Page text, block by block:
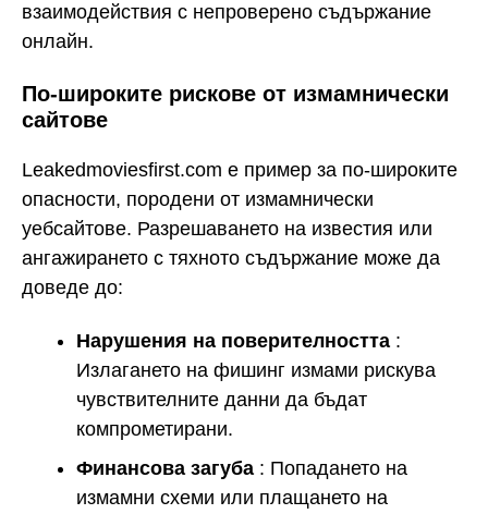
взаимодействия с непроверено съдържание
онлайн.
По-широките рискове от измамнически
сайтове
Leakedmoviesfirst.com е пример за по-широките
опасности, породени от измамнически
уебсайтове. Разрешаването на известия или
ангажирането с тяхното съдържание може да
доведе до:
Нарушения на поверителността :
Излагането на фишинг измами рискува
чувствителните данни да бъдат
компрометирани.
Финансова загуба : Попадането на
измамни схеми или плащането на